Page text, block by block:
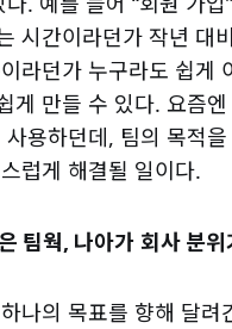
시간이라던가 작년 대
라던가 누구라도 쉽게
게 만들 수 있다. 요즘
용하던데, 팀의 목적
럽게 해결될 일이다.
팀웍, 나아가 회사 분
나의 목표를 향해 달려